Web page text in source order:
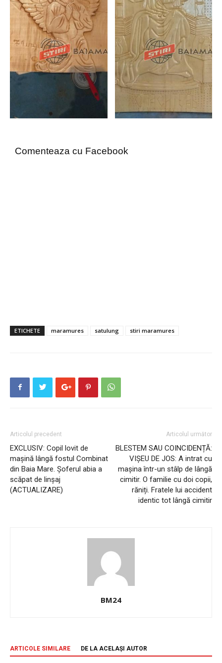
Comenteaza cu Facebook
ETICHETE maramures satulung stiri maramures
Articolul precedent
EXCLUSIV: Copil lovit de
mașină lângă fostul Combinat
din Baia Mare. Șoferul abia a
scăpat de linșaj
(ACTUALIZARE)
Articolul următor
BLESTEM SAU COINCIDENȚĂ:
VIȘEU DE JOS: A intrat cu
mașina într-un stâlp de lângă
cimitir. O familie cu doi copii,
răniți. Fratele lui accident
identic tot lângă cimitir
BM24
ARTICOLE SIMILARE DE LA ACELAȘI AUTOR